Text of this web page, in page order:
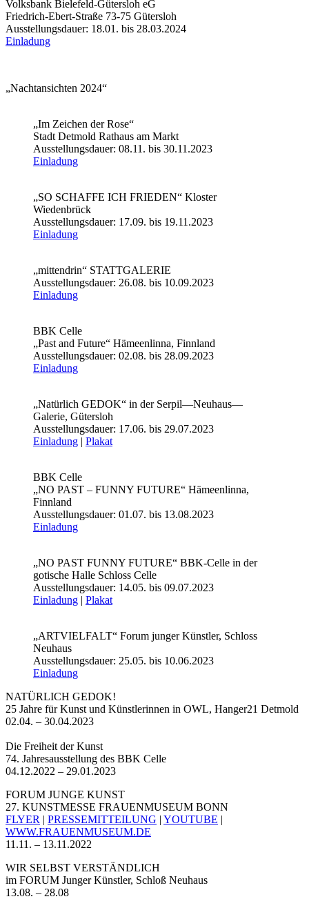
Volksbank Bielefeld-Gütersloh eG
Friedrich-Ebert-Straße 73-75 Gütersloh
Ausstellungsdauer: 18.01. bis 28.03.2024
Einladung
„Nachtansichten 2024“
„Im Zeichen der Rose“
Stadt Detmold Rathaus am Markt
Ausstellungsdauer: 08.11. bis 30.11.2023
Einladung
„SO SCHAFFE ICH FRIEDEN“ Kloster
Wiedenbrück
Ausstellungsdauer: 17.09. bis 19.11.2023
Einladung
„mittendrin“ STATTGALERIE
Ausstellungsdauer: 26.08. bis 10.09.2023
Einladung
BBK Celle
„Past and Future“ Hämeenlinna, Finnland
Ausstellungsdauer: 02.08. bis 28.09.2023
Einladung
„Natürlich GEDOK“ in der Serpil—Neuhaus—
Galerie, Gütersloh
Ausstellungsdauer: 17.06. bis 29.07.2023
Einladung | Plakat
BBK Celle
„NO PAST – FUNNY FUTURE“ Hämeenlinna,
Finnland
Ausstellungsdauer: 01.07. bis 13.08.2023
Einladung
„NO PAST FUNNY FUTURE“ BBK-Celle in der
gotische Halle Schloss Celle
Ausstellungsdauer: 14.05. bis 09.07.2023
Einladung | Plakat
„ARTVIELFALT“ Forum junger Künstler, Schloss
Neuhaus
Ausstellungsdauer: 25.05. bis 10.06.2023
Einladung
NATÜRLICH GEDOK!
25 Jahre für Kunst und Künstlerinnen in OWL, Hanger21 Detmold
02.04. – 30.04.2023
Die Freiheit der Kunst
74. Jahresausstellung des BBK Celle
04.12.2022 – 29.01.2023
FORUM JUNGE KUNST
27. KUNSTMESSE FRAUENMUSEUM BONN
FLYER | PRESSEMITTEILUNG | YOUTUBE |
WWW.FRAUENMUSEUM.DE
11.11. – 13.11.2022
WIR SELBST VERSTÄNDLICH
im FORUM Junger Künstler, Schloß Neuhaus
13.08. – 28.08